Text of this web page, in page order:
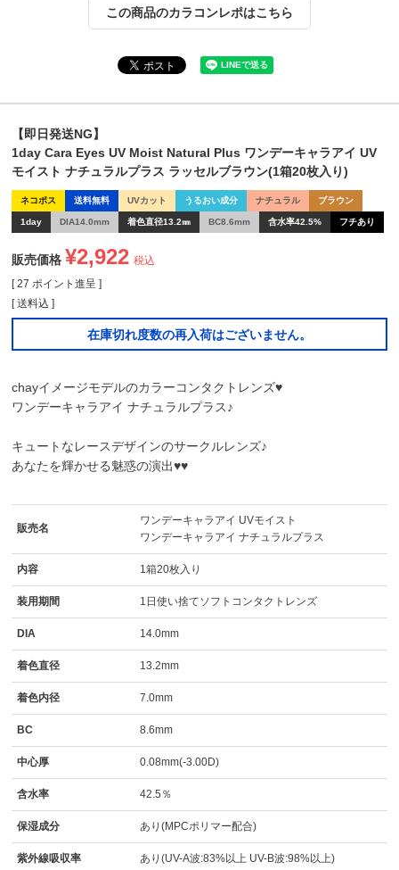
この商品のカラコンレポはこちら
【即日発送NG】
1day Cara Eyes UV Moist Natural Plus ワンデーキャラアイ UV
モイスト ナチュラルプラス ラッセルブラウン(1箱20枚入り)
ネコポス 送料無料 UVカット うるおい成分 ナチュラル ブラウン
1day DIA14.0mm 着色直径13.2㎜ BC8.6mm 含水率42.5% フチあり
販売価格 ¥2,922 税込
[ 27 ポイント進呈 ]
送料込
在庫切れ度数の再入荷はございません。
chayイメージモデルのカラーコンタクトレンズ♥
ワンデーキャラアイ ナチュラルプラス♪
キュートなレースデザインのサークルレンズ♪
あなたを輝かせる魅惑の演出♥♥
販売名
ワンデーキャラアイ UVモイスト
ワンデーキャラアイ ナチュラルプラス
内容 1箱20枚入り
装用期間 1日使い捨てソフトコンタクトレンズ
DIA 14.0mm
着色直径 13.2mm
着色内径 7.0mm
BC 8.6mm
中心厚 0.08mm(-3.00D)
含水率 42.5％
保湿成分 あり(MPCポリマー配合)
紫外線吸収率 あり(UV-A波:83%以上 UV-B波:98%以上)